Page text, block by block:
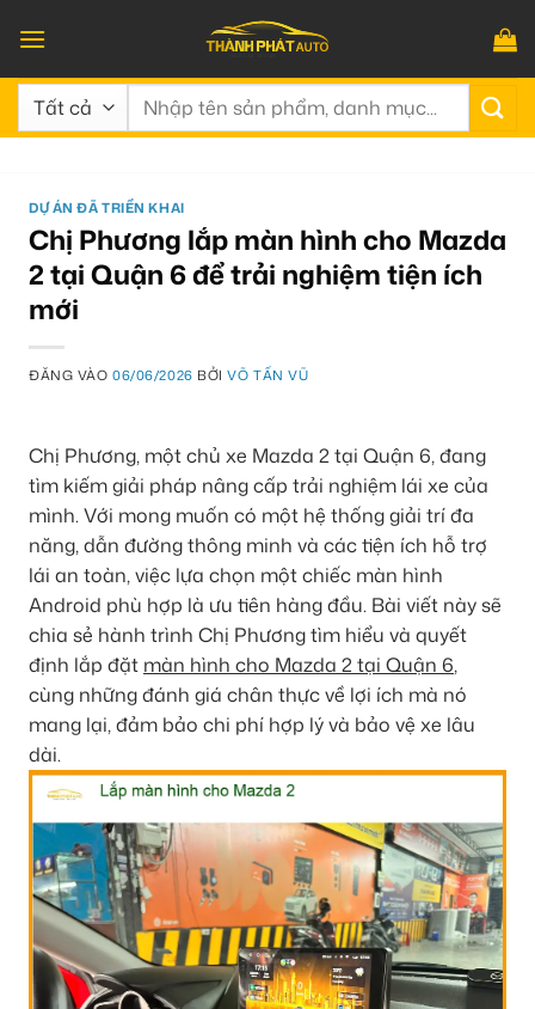
qua
nội
dung
Tìm
DỰ ÁN ĐÃ TRIỂN KHAI
Chị Phương lắp màn hình cho Mazda
2 tại Quận 6 để trải nghiệm tiện ích
mới
ĐĂNG VÀO06/06/2026 BỞIVÕ TẤN VŨ
Chị Phương, một chủ xe Mazda 2 tại Quận 6, đang
tìm kiếm giải pháp nâng cấp trải nghiệm lái xe của
mình. Với mong muốn có một hệ thống giải trí đa
năng, dẫn đường thông minh và các tiện ích hỗ trợ
lái an toàn, việc lựa chọn một chiếc màn hình
Android phù hợp là ưu tiên hàng đầu. Bài viết này sẽ
chia sẻ hành trình Chị Phương tìm hiểu và quyết
định lắp đặt màn hình cho Mazda 2 tại Quận 6,
cùng những đánh giá chân thực về lợi ích mà nó
mang lại, đảm bảo chi phí hợp lý và bảo vệ xe lâu
dài.